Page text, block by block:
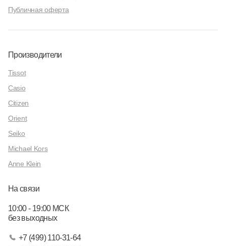
Публичная оферта
Производители
Tissot
Casio
Citizen
Orient
Seiko
Michael Kors
Anne Klein
На связи
10:00 - 19:00 МСК
без выходных
+7 (499) 110-31-64